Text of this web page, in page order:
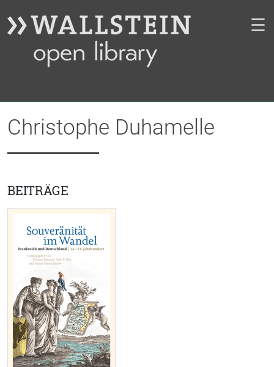
☰
Christophe Duhamelle
BEITRÄGE